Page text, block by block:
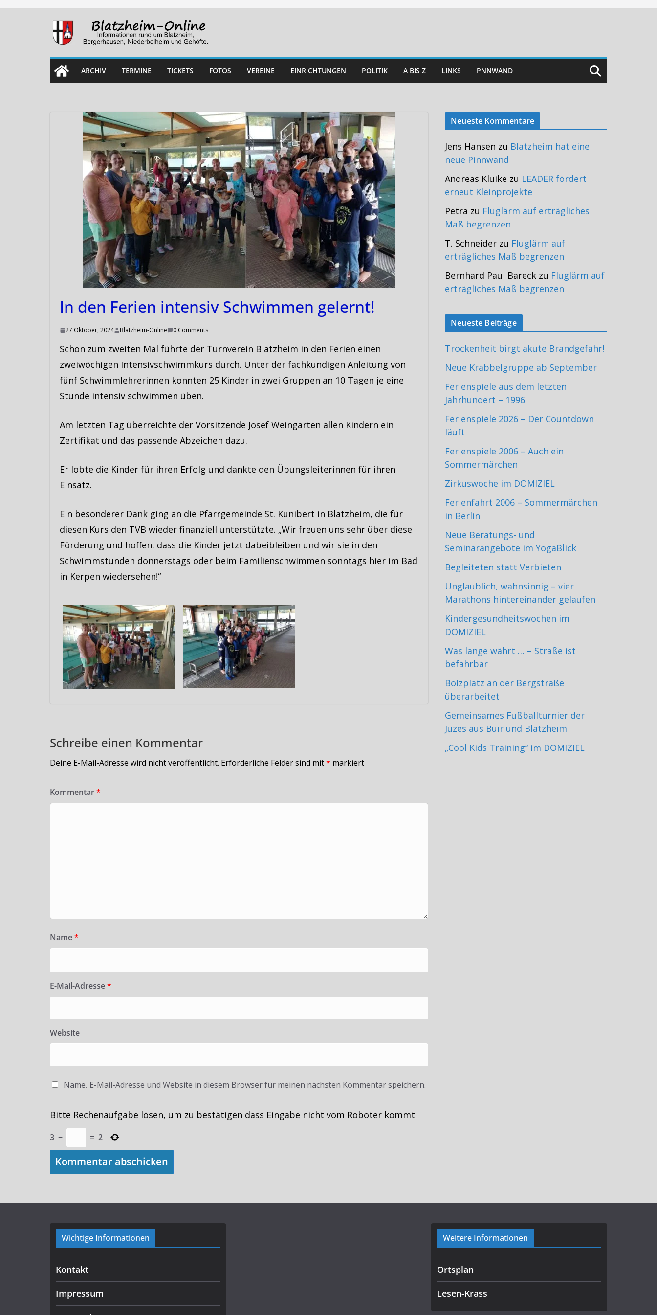
Skip
ARCHIV TERMINE TICKETS FOTOS VEREINE EINRICHTUNGEN POLITIK A BIS Z LINKS PNNWAND
In den Ferien intensiv Schwimmen gelernt!
27 Oktober, 2024 Blatzheim-Online 0 Comments
Schon zum zweiten Mal führte der Turnverein Blatzheim in den Ferien einen
zweiwöchigen Intensivschwimmkurs durch. Unter der fachkundigen Anleitung von
fünf Schwimmlehrerinnen konnten 25 Kinder in zwei Gruppen an 10 Tagen je eine
Stunde intensiv schwimmen üben.
Am letzten Tag überreichte der Vorsitzende Josef Weingarten allen Kindern ein
Zertifikat und das passende Abzeichen dazu.
Er lobte die Kinder für ihren Erfolg und dankte den Übungsleiterinnen für ihren
Einsatz.
Ein besonderer Dank ging an die Pfarrgemeinde St. Kunibert in Blatzheim, die für
diesen Kurs den TVB wieder finanziell unterstützte. „Wir freuen uns sehr über diese
Förderung und hoffen, dass die Kinder jetzt dabeibleiben und wir sie in den
Schwimmstunden donnerstags oder beim Familienschwimmen sonntags hier im Bad
in Kerpen wiedersehen!“
Schreibe einen Kommentar
Deine E-Mail-Adresse wird nicht veröffentlicht. Erforderliche Felder sind mit* markiert
Kommentar*
Name*
E-Mail-Adresse*
Website
Name, E-Mail-Adresse und Website in diesem Browser für meinen nächsten Kommentar speichern.
Bitte Rechenaufgabe lösen, um zu bestätigen dass Eingabe nicht vom Roboter kommt.
3 − = 2
Neueste Kommentare
Jens Hansen zu Blatzheim hat eine
neue Pinnwand
Andreas Kluike zu LEADER fördert
erneut Kleinprojekte
Petra zu Fluglärm auf erträgliches
Maß begrenzen
T. Schneider zu Fluglärm auf
erträgliches Maß begrenzen
Bernhard Paul Bareck zu Fluglärm auf
erträgliches Maß begrenzen
Neueste Beiträge
Trockenheit birgt akute Brandgefahr!
Neue Krabbelgruppe ab September
Ferienspiele aus dem letzten
Jahrhundert – 1996
Ferienspiele 2026 – Der Countdown
läuft
Ferienspiele 2006 – Auch ein
Sommermärchen
Zirkuswoche im DOMIZIEL
Ferienfahrt 2006 – Sommermärchen
in Berlin
Neue Beratungs- und
Seminarangebote im YogaBlick
Begleiteten statt Verbieten
Unglaublich, wahnsinnig – vier
Marathons hintereinander gelaufen
Kindergesundheitswochen im
DOMIZIEL
Was lange währt … – Straße ist
befahrbar
Bolzplatz an der Bergstraße
überarbeitet
Gemeinsames Fußballturnier der
Juzes aus Buir und Blatzheim
„Cool Kids Training“ im DOMIZIEL
Wichtige Informationen
Kontakt
Impressum
Weitere Informationen
Ortsplan
Lesen-Krass